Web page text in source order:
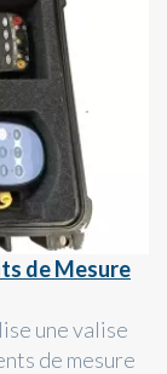
de Mesure
une valise
de mesure